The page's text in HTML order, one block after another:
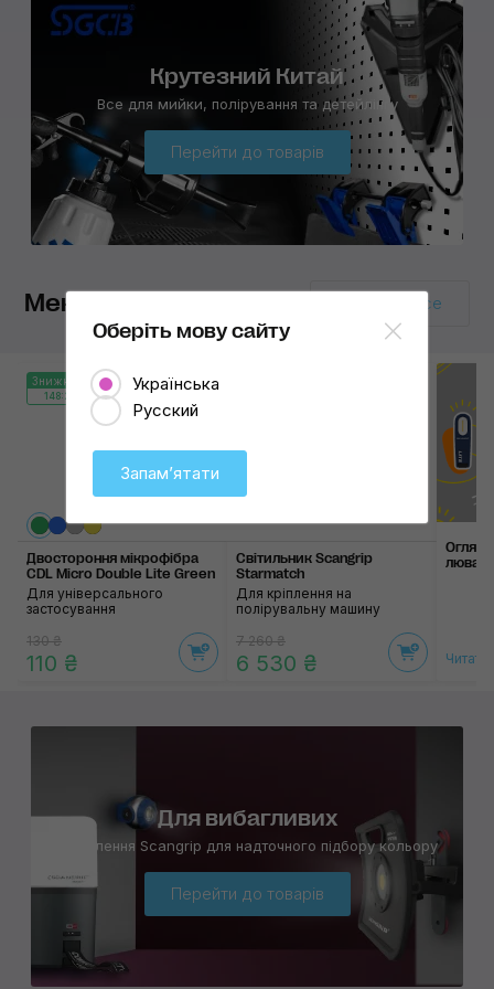
Крутезний Китай
Все для мийки, полірування та детейлінгу
Перейти до товарів
Мені це потрібно Показати все
Знижка 15%
148:20:14
10
Двостороння мікрофібра
CDL Micro Double Lite Green
Для універсального
застосування
130 ₴
110 ₴
Світильник Scangrip
Starmatch
Для кріплення на
полірувальну машину
7 260 ₴
6 530 ₴
Огляд
Читати
Для вибагливих
Освітлення Scangrip для надточного підбору кольору
Перейти до товарів
Оберіть мову сайту
Українська
Русский
Запамʼятати